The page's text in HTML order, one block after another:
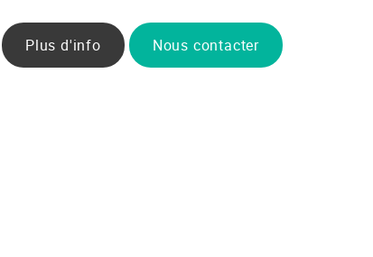
Plus d'info Nous contacter